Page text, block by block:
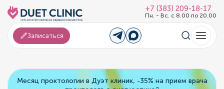
+7 (383) 209-18-17
Пн. - Вс. с 8.00 по 20.00
Записаться
Месяц проктологии в Дуэт клиник, -35% на прием врача